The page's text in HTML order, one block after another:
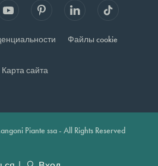
Файлы cookie
Карта сайта
Piante ssa - All Rights Reserved